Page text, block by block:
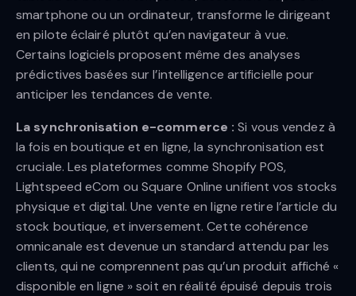
smartphone ou un ordinateur, transforme le dirigeant
en pilote éclairé plutôt qu’en navigateur à vue.
Certains logiciels proposent même des analyses
prédictives basées sur l’intelligence artificielle pour
anticiper les tendances de vente.
La synchronisation e-commerce : Si vous vendez à
la fois en boutique et en ligne, la synchronisation est
cruciale. Les plateformes comme Shopify POS,
Lightspeed eCom ou Square Online unifient vos stocks
physique et digital. Une vente en ligne retire l’article du
stock boutique, et inversement. Cette cohérence
omnicanale est devenue un standard attendu par les
clients, qui ne comprennent pas qu’un produit affiché «
disponible en ligne » soit en réalité épuisé depuis trois